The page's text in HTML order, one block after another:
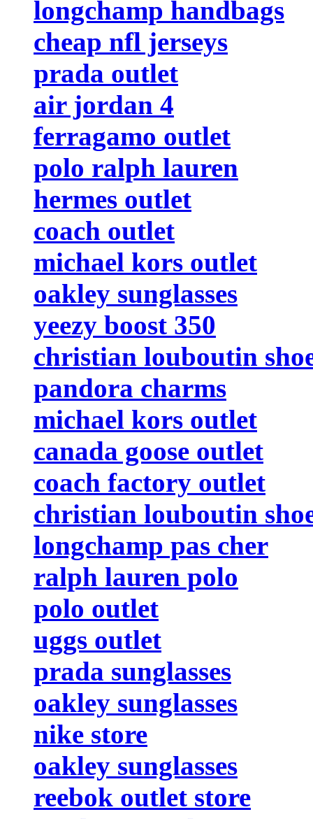
longchamp handbags
cheap nfl jerseys
prada outlet
air jordan 4
ferragamo outlet
polo ralph lauren
hermes outlet
coach outlet
michael kors outlet
oakley sunglasses
yeezy boost 350
christian louboutin
pandora charms
michael kors outlet
canada goose outlet
coach factory outlet
christian louboutin
longchamp pas cher
ralph lauren polo
polo outlet
uggs outlet
prada sunglasses
oakley sunglasses
nike store
oakley sunglasses
reebok outlet store